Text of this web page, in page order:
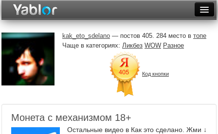
Неделя
Месяц
Рейтинги
Архив
kak_eto_sdelano — постов 405. 284 место в топе
Чаще в категориях: Ликбез WOW Разное
Код кнопки
Монета с механизмом 18+
Остальные видео в Как это сделано. Жми ↓